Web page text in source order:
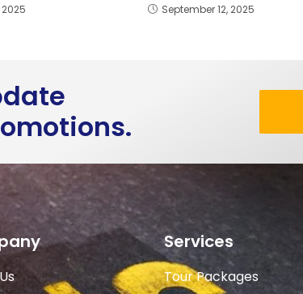
2025 September 12, 2025
Services
Tour Packages